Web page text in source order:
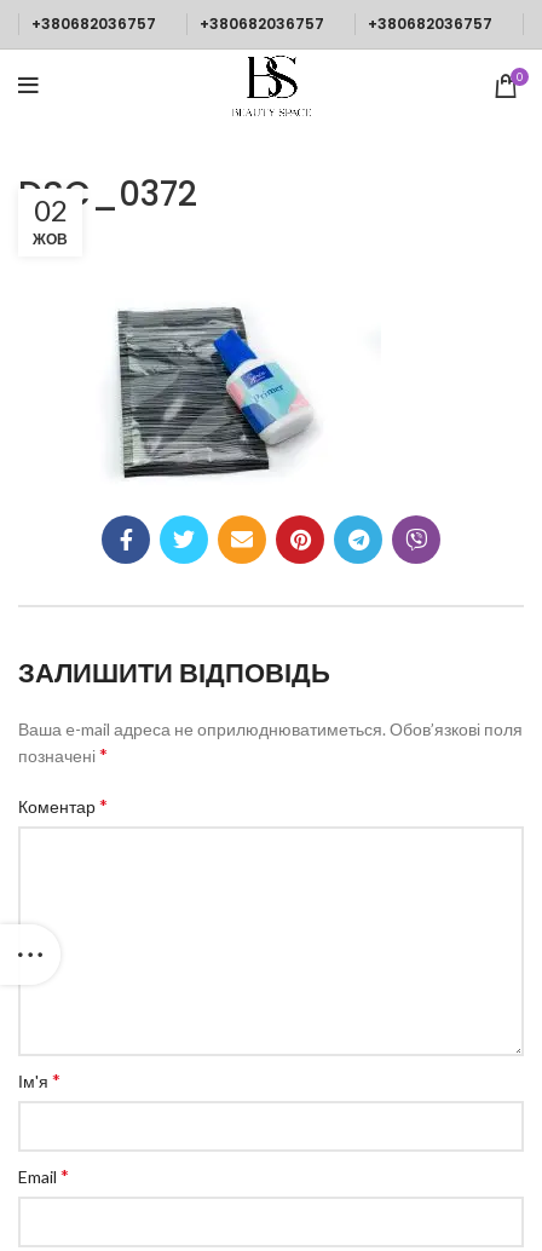
+380682036757 +380682036757 +380682036757
0
DSC_0372
02
ЖОВ
ЗАЛИШИТИ ВІДПОВІДЬ
Ваша e-mail адреса не оприлюднюватиметься. Обов’язкові поля
позначені*
Коментар*
Ім'я *
Email *